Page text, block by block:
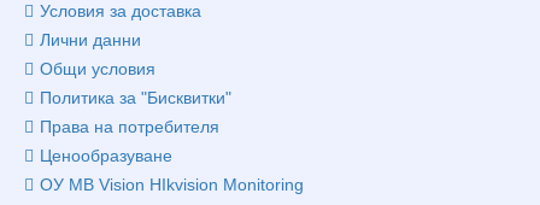
Условия за доставка
Лични данни
Общи условия
Политика за "Бисквитки"
Права на потребителя
Ценообразуване
ОУ MB Vision HIkvision Monitoring